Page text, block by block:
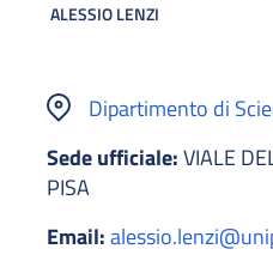
ALESSIO LENZI
Dipartimento di
Sede ufficiale:VIALE
PISA
Email: